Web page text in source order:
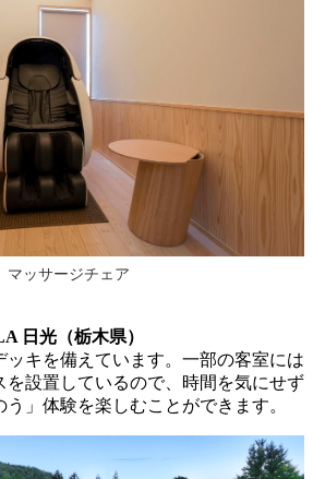
マッサージチェア
日光（栃木県）
ッキを備えています。一部の客室には
を設置しているので、時間を気にせず
」体験を楽しむことができます。